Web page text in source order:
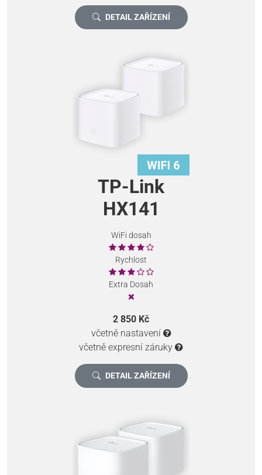
DETAIL ZAŘÍZENÍ
TP-Link
HX141
WiFi dosah
Rychlost
Extra Dosah
2 850 Kč
včetně nastavení
včetně expresní záruky
DETAIL ZAŘÍZENÍ